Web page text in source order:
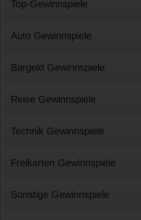
Top-Gewinnspiele
Auto Gewinnspiele
Bargeld Gewinnspiele
Reise Gewinnspiele
Technik Gewinnspiele
Freikarten Gewinnspiele
Sonstige Gewinnspiele